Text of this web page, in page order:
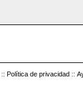
:: Política de privacidad ::